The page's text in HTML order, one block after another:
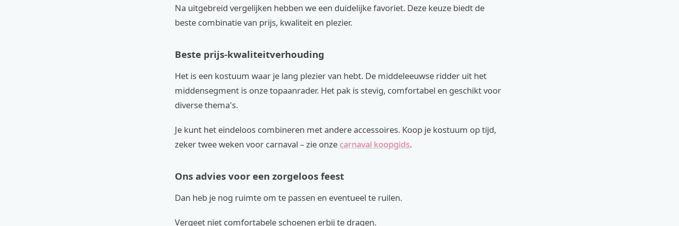
Na uitgebreid vergelijken hebben we een duidelijke favoriet. Deze keuze biedt de
beste combinatie van prijs, kwaliteit en plezier.
Beste prijs-kwaliteitverhouding
Het is een kostuum waar je lang plezier van hebt. De middeleeuwse ridder uit het
middensegment is onze topaanrader. Het pak is stevig, comfortabel en geschikt voor
diverse thema's.
Je kunt het eindeloos combineren met andere accessoires. Koop je kostuum op tijd,
zeker twee weken voor carnaval – zie onze carnaval koopgids.
Ons advies voor een zorgeloos feest
Dan heb je nog ruimte om te passen en eventueel te ruilen.
Vergeet niet comfortabele schoenen erbij te dragen.